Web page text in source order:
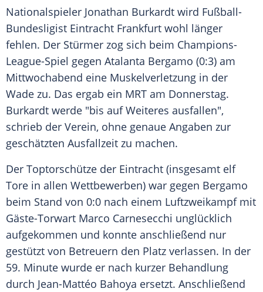
Nationalspieler Jonathan Burkardt wird Fußball-
Bundesligist Eintracht Frankfurt wohl länger
fehlen. Der Stürmer zog sich beim Champions-
League-Spiel gegen Atalanta Bergamo (0:3) am
Mittwochabend eine Muskelverletzung in der
Wade zu. Das ergab ein MRT am Donnerstag.
Burkardt werde "bis auf Weiteres ausfallen",
schrieb der Verein, ohne genaue Angaben zur
geschätzten Ausfallzeit zu machen.
Der Toptorschütze der Eintracht (insgesamt elf
Tore in allen Wettbewerben) war gegen Bergamo
beim Stand von 0:0 nach einem Luftzweikampf mit
Gäste-Torwart Marco Carnesecchi unglücklich
aufgekommen und konnte anschließend nur
gestützt von Betreuern den Platz verlassen. In der
59. Minute wurde er nach kurzer Behandlung
durch Jean-Mattéo Bahoya ersetzt. Anschließend